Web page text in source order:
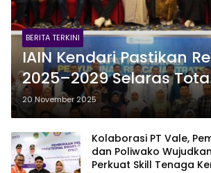
BERITA TERKINI
IAIN Kendari Pastikan
2025–2029 Selaras
Asta Cita dan Asta
Kemenag
20 November 2025
Kolaborasi PT Vale,
dan Poliwako
Perkuat Skill Tenaga